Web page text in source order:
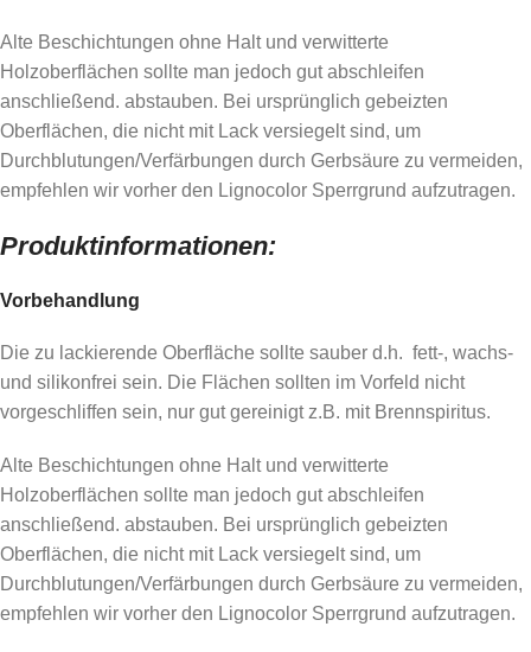
Alte Beschichtungen ohne Halt und verwitterte
Holzoberflächen sollte man jedoch gut abschleifen
anschließend. abstauben. Bei ursprünglich gebeizten
Oberflächen, die nicht mit Lack versiegelt sind, um
Durchblutungen/Verfärbungen durch Gerbsäure zu vermeiden,
empfehlen wir vorher den Lignocolor Sperrgrund aufzutragen.
Produktinformationen:
Vorbehandlung
Die zu lackierende Oberfläche sollte sauber d.h. fett-, wachs-
und silikonfrei sein. Die Flächen sollten im Vorfeld nicht
vorgeschliffen sein, nur gut gereinigt z.B. mit Brennspiritus.
Alte Beschichtungen ohne Halt und verwitterte
Holzoberflächen sollte man jedoch gut abschleifen
anschließend. abstauben. Bei ursprünglich gebeizten
Oberflächen, die nicht mit Lack versiegelt sind, um
Durchblutungen/Verfärbungen durch Gerbsäure zu vermeiden,
empfehlen wir vorher den Lignocolor Sperrgrund aufzutragen.